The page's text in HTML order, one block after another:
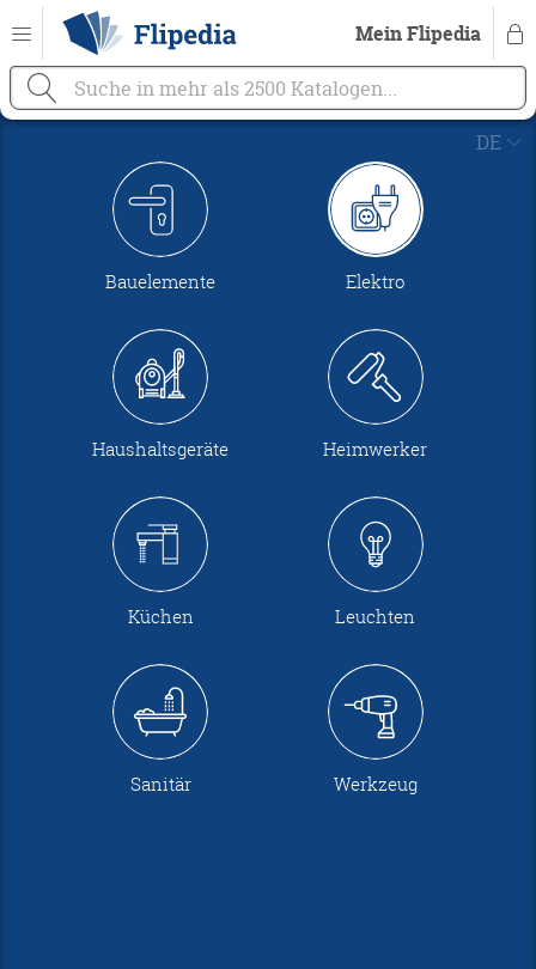
 Mein Flipedia 

DE 
Bauelemente Elektro
Haushaltsgeräte Heimwerker
Küchen Leuchten
Sanitär Werkzeug